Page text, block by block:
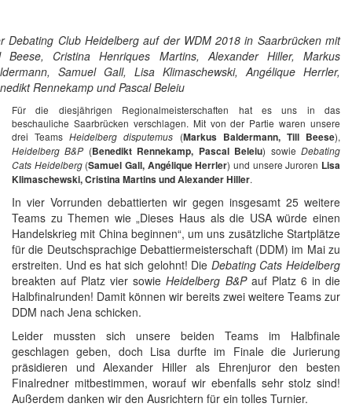
Debating Club Heidelberg auf der WDM 2018 in Saarbrücken mit
Beese, Cristina Henriques Martins, Alexander Hiller, Markus
Samuel Gall, Lisa Klimaschewski, Angélique Herrler,
Rennekamp und Pascal Beleiu
Für die diesjährigen Regionalmeisterschaften hat es uns in das
beschauliche Saarbrücken verschlagen. Mit von der Partie waren unsere
drei TeamsHeidelberg disputemus (Markus Baldermann, Till Beese),
Heidelberg B&P (Benedikt Rennekamp, Pascal Beleiu) sowieDebating
Cats Heidelberg(Samuel Gall, Angélique Herrler) und unsere Juroren Lisa
Klimaschewski, Cristina Martins und Alexander Hiller.
In vier Vorrunden debattierten wir gegen insgesamt 25 weitere
Teams zu Themen wie „Dieses Haus als die USA würde einen
Handelskrieg mit China beginnen“, um uns zusätzliche Startplätze
für die Deutschsprachige Debattiermeisterschaft (DDM) im Mai zu
erstreiten. Und es hat sich gelohnt! Die Debating Cats Heidelberg
breakten auf Platz vier sowieHeidelberg B&Pauf Platz 6 in die
Halbfinalrunden! Damit können wir bereits zwei weitere Teams zur
DDM nach Jena schicken.
Leider mussten sich unsere beiden Teams im Halbfinale
geschlagen geben, doch Lisa durfte im Finale die Jurierung
präsidieren und Alexander Hiller als Ehrenjuror den besten
Finalredner mitbestimmen, worauf wir ebenfalls sehr stolz sind!
Außerdem danken wir den Ausrichtern für ein tolles Turnier.